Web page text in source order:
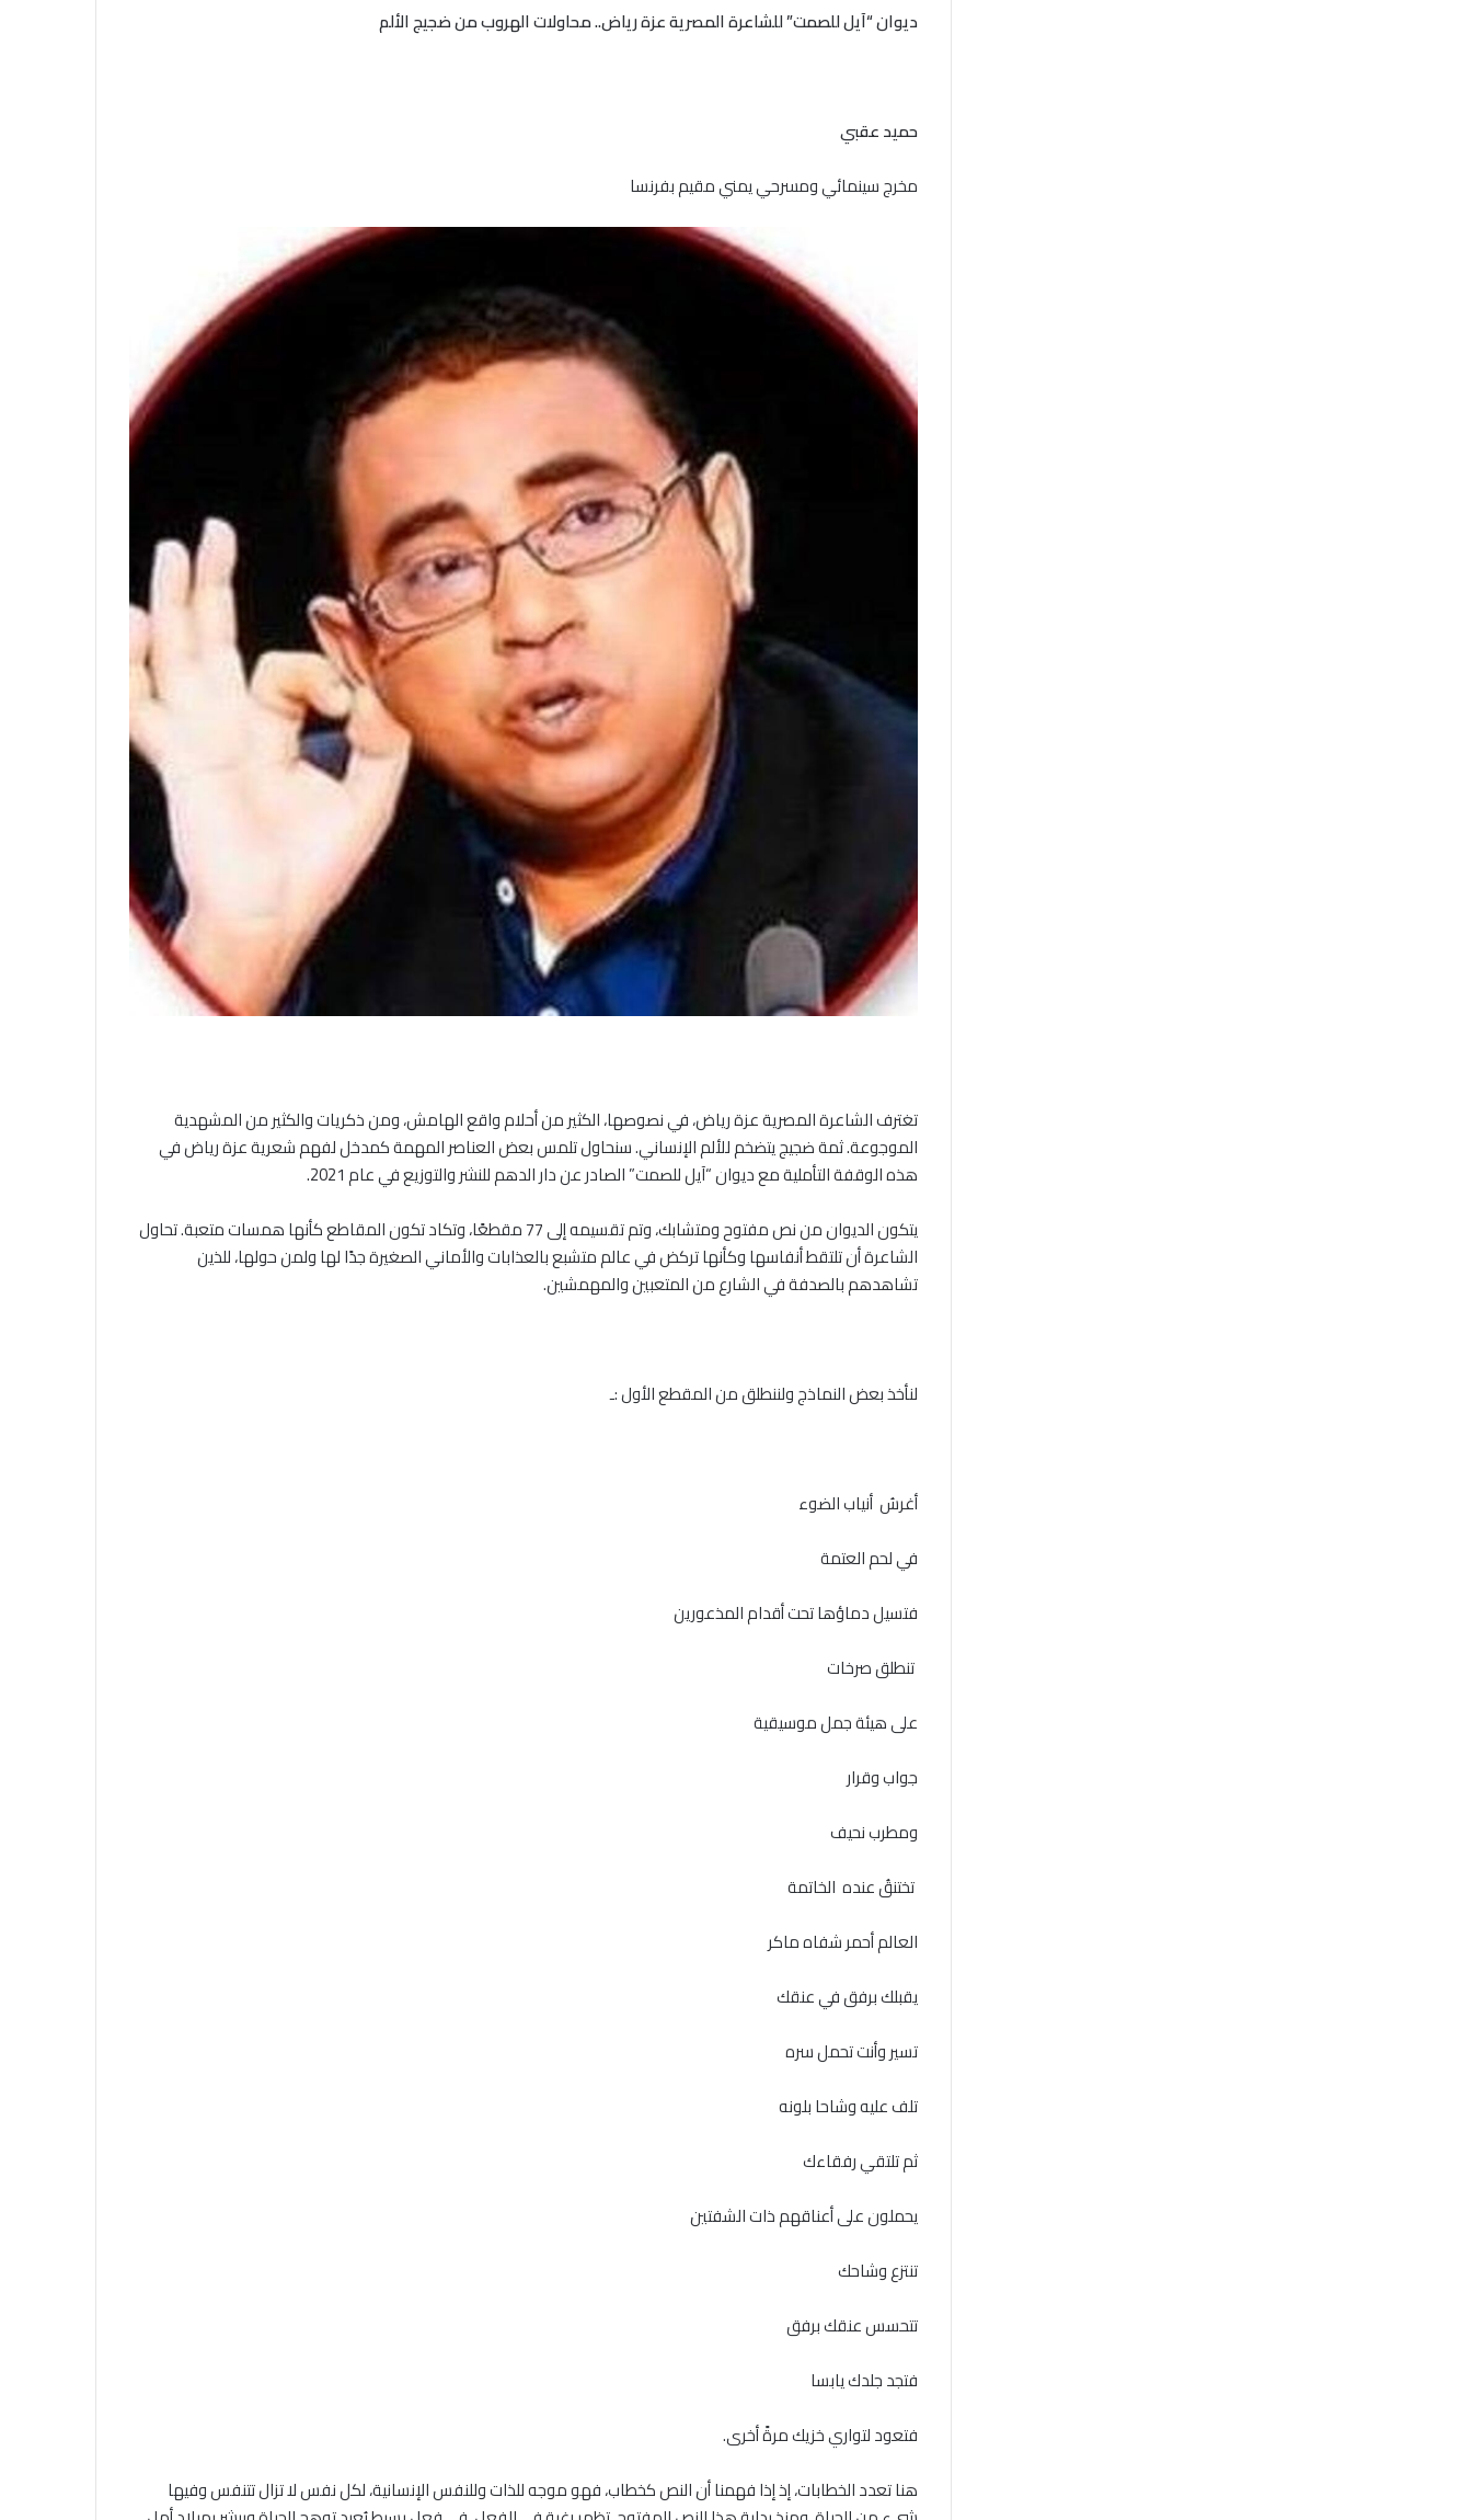
ديوان“آيل للصمت”للشاعرة المصرية عزة رياض..محاولات الهروب من ضجيج الألم
حميد عقبي
مخرج سينمائي ومسرحي يمني مقيم بفرنسا
تغترف الشاعرة المصرية عزة رياض، في نصوصها، الكثير من أحلام واقع الهامش، ومن ذكريات والكثير من المشهدية
الموجوعة.ثمة ضجيج يتضخم للألم الإنساني.سنحاول تلمس بعض العناصر المهمة كمدخل لفهم شعرية عزة رياض في
هذه الوقفة التأملية مع ديوان“آيل للصمت”الصادر عن دار الدهم للنشر والتوزيع في عام2021.
يتكون الديوان من نص مفتوح ومتشابك، وتم تقسيمه إلى77مقطعًا، وتكاد تكون المقاطع كأنها همسات متعبة.تحاول
الشاعرة أن تلتقط أنفاسها وكأنها تركض في عالم متشبع بالعذابات والأماني الصغيرة جدًا لها ولمن حولها، للذين
تشاهدهم بالصدفة في الشارع من المتعبين والمهمشين.
لنأخذ بعض النماذج ولننطلق من المقطع الأول:ـ
أغرسُ أنياب الضوء
في لحم العتمة
فتسيل دماؤها تحت أقدام المذعورين
تنطلق صرخات
على هيئة جمل موسيقية
جواب وقرار
ومطرب نحيف
تختنقُ عنده الخاتمة
العالم أحمر شفاه ماكر
يقبلك برفق في عنقك
تسير وأنت تحمل سره
تلف عليه وشاحا بلونه
ثم تلتقي رفقاءك
يحملون على أعناقهم ذات الشفتين
تنتزع وشاحك
تتحسس عنقك برفق
فتجد جلدك يابسا
فتعود لتواري خزيك مرةً أخرى.
هنا تعدد الخطابات، إذ إذا فهمنا أن النص كخطاب، فهو موجه للذات وللنفس الإنسانية، لكل نفس لا تزال تتنفس وفيها